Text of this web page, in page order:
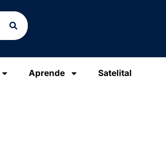
Aprende Satelital